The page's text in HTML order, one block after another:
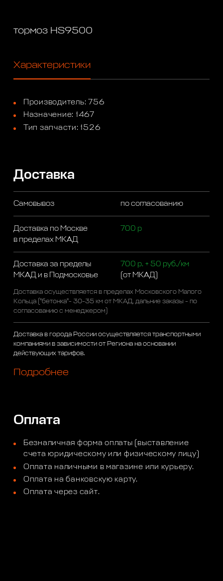
тормоз HS9500
Характеристики
Производитель: 756
Назначение: 1467
Тип запчасти: 1526
Доставка
Самовывоз по согласованию
Доставка по Москве
в пределах МКАД
700 р
Доставка за пределы
МКАД и в Подмосковье
700 р. + 50 руб./км
(от МКАД)
Доставка осуществляется в пределах Московского Малого
Кольца ("бетонка"- 30-35 км от МКАД, дальние заказы - по
согласованию с менеджером)
Доставка в города России осуществляется транспортными
компаниями в зависимости от Региона на основании
действующих тарифов.
Подробнее
Оплата
Безналичная форма оплаты (выставление
счета юридическому или физическому лицу)
Оплата наличными в магазине или курьеру.
Оплата на банковскую карту.
Оплата через сайт.